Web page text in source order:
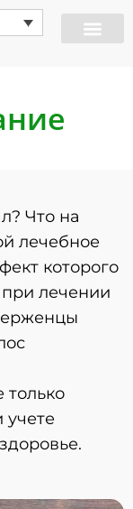
Что на
лечебное
которого
лечении
только